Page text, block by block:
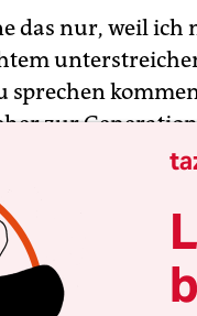
das nur, weil
sprechen
zur
zur Generation X,
sein mag, und
eine
immerhin